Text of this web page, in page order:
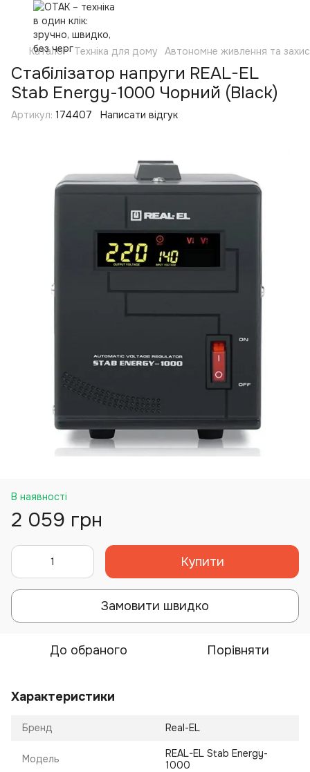
Каталог Техніка для дому Автономне живлення та
Стабілізатор напруги REAL-EL
Stab Energy-1000 Чорний (Black)
Артикул: 174407 Написати відгук
В наявності
2 059 грн
Купити
Замовити швидко
До обраного Порівняти
Характеристики
Бренд Real-EL
Модель
REAL-EL Stab Energy-
1000